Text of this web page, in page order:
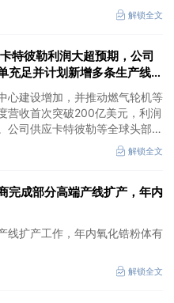
值、高股息属性，受益于国内
速渗透+跨境支付等成长极。
解锁全文
特彼勒利润大超预期，公司
充足并计划新增多条生产线，
心建设增加，并推动燃气轮机等
营收首次突破200亿美元，利润
公司供应卡特彼勒等全球头部发
2026年新增多条生产线，同时
抓算力备电新机，打开成长空
解锁全文
完成部分高端产线扩产，年内
线扩产工作，年内氧化锆粉体有
解锁全文